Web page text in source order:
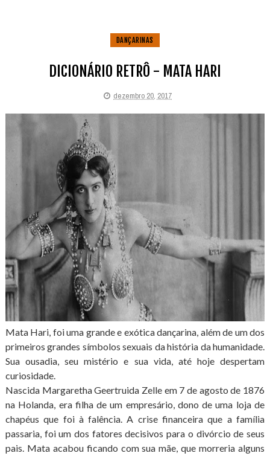
DANÇARINAS
DICIONÁRIO RETRÔ - MATA HARI
dezembro 20, 2017
Mata Hari, foi uma grande e exótica dançarina, além de um dos
primeiros grandes símbolos sexuais da história da humanidade.
Sua ousadia, seu mistério e sua vida, até hoje despertam
curiosidade.
Nascida Margaretha Geertruida Zelle em 7 de agosto de 1876
na Holanda, era filha de um empresário, dono de uma loja de
chapéus que foi à falência. A crise financeira que a família
passaria, foi um dos fatores decisivos para o divórcio de seus
pais. Mata acabou ficando com sua mãe, que morreria alguns